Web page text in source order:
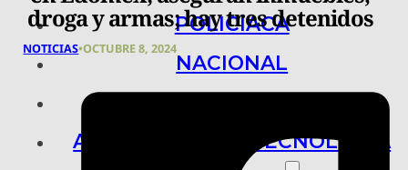
POLICIACA
NACIONAL
ARTE, CIENCIA Y TECNOLOGÍA
droga y armas; hay tres detenidos
NOTICIAS•OCTUBRE 8, 2024